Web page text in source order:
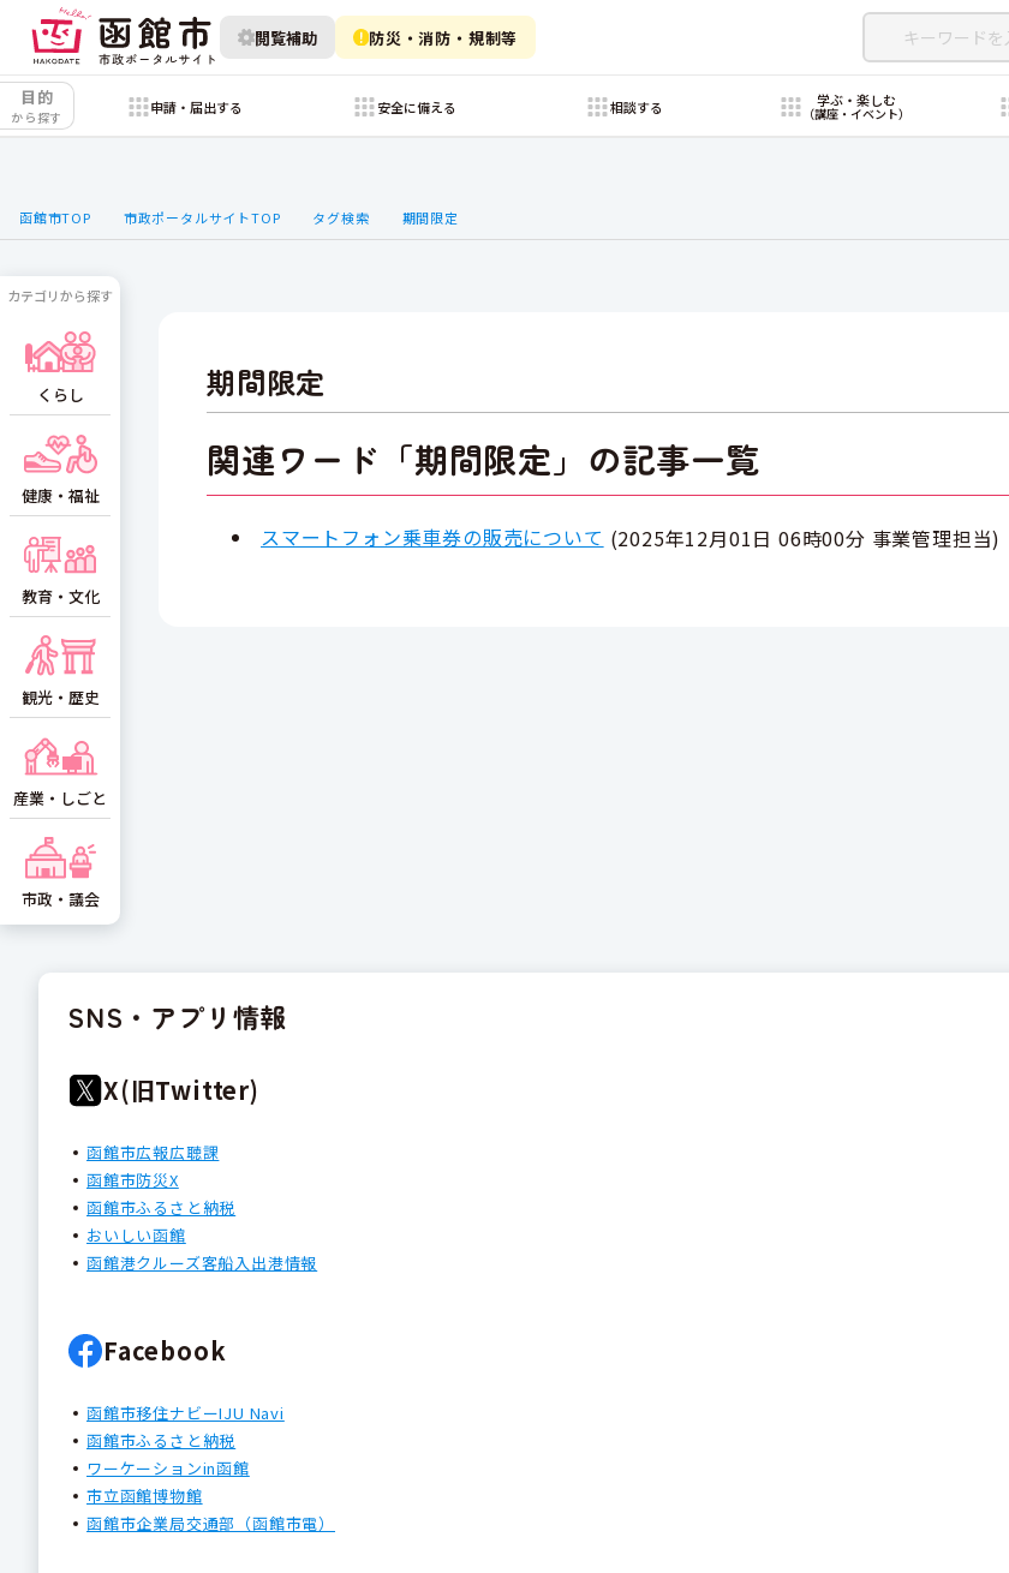
閲覧補助 防災・消防・規制等
目的
から探す
申請・届出する 安全に備える 相談する 学ぶ・楽しむ
（講座・イベント）
函館市TOP 市政ポータルサイトTOP タグ検索 期間限定
期間限定
関連ワード「期間限定」の記事一覧
スマートフォン乗車券の販売について (2025年12月01日 06時00分 事業管理担当)
カテゴリから探す
くらし
健康・福祉
教育・文化
観光・歴史
産業・しごと
市政・議会
SNS・アプリ情報
X(旧Twitter)
函館市広報広聴課
函館市防災X
函館市ふるさと納税
おいしい函館
函館港クルーズ客船入出港情報
Facebook
函館市移住ナビーIJU Navi
函館市ふるさと納税
ワーケーションin函館
市立函館博物館
函館市企業局交通部（函館市電）